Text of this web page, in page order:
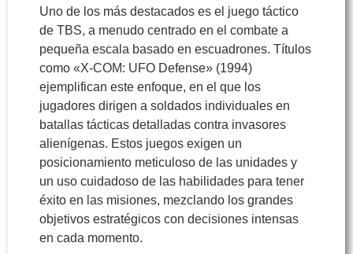
Uno de los más destacados es el juego táctico
de TBS, a menudo centrado en el combate a
pequeña escala basado en escuadrones. Títulos
como «X-COM: UFO Defense» (1994)
ejemplifican este enfoque, en el que los
jugadores dirigen a soldados individuales en
batallas tácticas detalladas contra invasores
alienígenas. Estos juegos exigen un
posicionamiento meticuloso de las unidades y
un uso cuidadoso de las habilidades para tener
éxito en las misiones, mezclando los grandes
objetivos estratégicos con decisiones intensas
en cada momento.